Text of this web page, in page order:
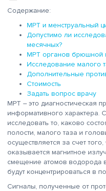
Содержание:
МРТ и менструальный
Допустимо ли
месячных?
МРТ органов брюшной
Исследование малого
Дополнительные
Стоимость
Задать вопрос врачу
МРТ – это диагностическая
информативного
исследовать то, каково
полости, малого таза и
осуществляется за счет
оказывается магнитное
смещение атомов водорода
будут концентрироваться в
Сигналы, полученные от